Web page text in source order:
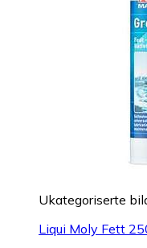
Ukategoriserte
Liqui Moly Fett